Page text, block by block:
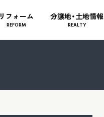
リフォーム
REFORM
分譲地・土地情報
REALTY